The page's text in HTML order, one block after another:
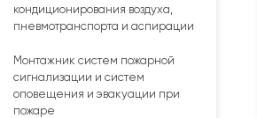
кондиционирования воздуха,
пневмотранспорта и аспирации
Монтажник систем пожарной
сигнализации и систем
оповещения и эвакуации при
пожаре